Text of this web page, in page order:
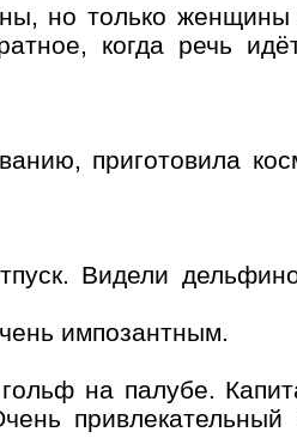
но только
когда речь
приготовила
Видели
импозантным.
на палубе.